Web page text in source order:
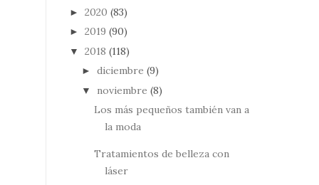
► 2020 (83)
► 2019 (90)
▼ 2018 (118)
► diciembre (9)
▼ noviembre (8)
Los más pequeños también van a
la moda
Tratamientos de belleza con
láser